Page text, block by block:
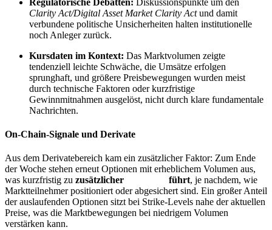
Clarity Act/Digital Asset Market Clarity Actund damit
verbundene politische Unsicherheiten halten institutionelle
noch Anleger zurück.
Kursdaten im Kontext: Das Marktvolumen zeigte
tendenziell leichte Schwäche, die Umsätze erfolgen
sprunghaft, und größere Preisbewegungen wurden meist
durch technische Faktoren oder kurzfristige
Gewinnmitnahmen ausgelöst, nicht durch klare fundamentale
Nachrichten.
On-Chain-Signale und Derivate
Aus dem Derivatebereich kam ein zusätzlicher Faktor: Zum Ende
der Woche stehen erneut Optionen mit erheblichem Volumen aus,
was kurzfristig zu zusätzlicher führt, je nachdem, wie
Marktteilnehmer positioniert oder abgesichert sind. Ein großer Anteil
der auslaufenden Optionen sitzt bei Strike-Levels nahe der aktuellen
Preise, was die Marktbewegungen bei niedrigem Volumen
verstärken kann.